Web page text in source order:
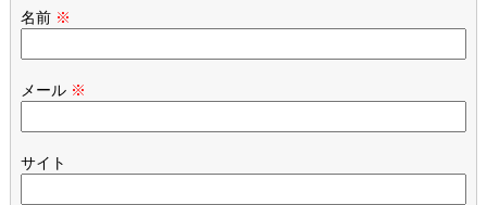
名前 ※
メール ※
サイト